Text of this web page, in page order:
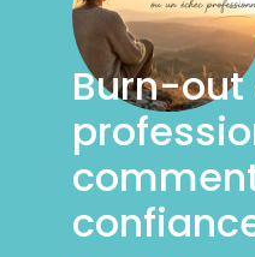
Burn-out